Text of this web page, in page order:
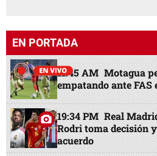
EN PORTADA
11:45 AM Motagua
empatando ante FAS
19:34 PM Real
Rodri toma decisión
acuerdo